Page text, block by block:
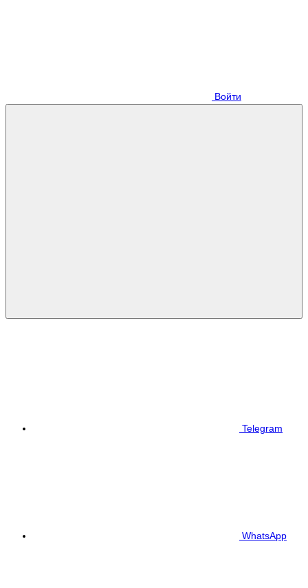
Войти
Telegram
WhatsApp